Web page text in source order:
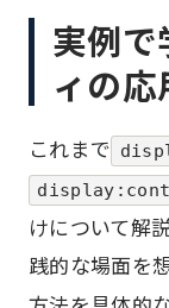
実例
ィの応
これまで
けについて解
践的な場面を